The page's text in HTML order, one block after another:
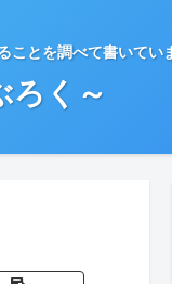
とを調べて書いてい
ろく～